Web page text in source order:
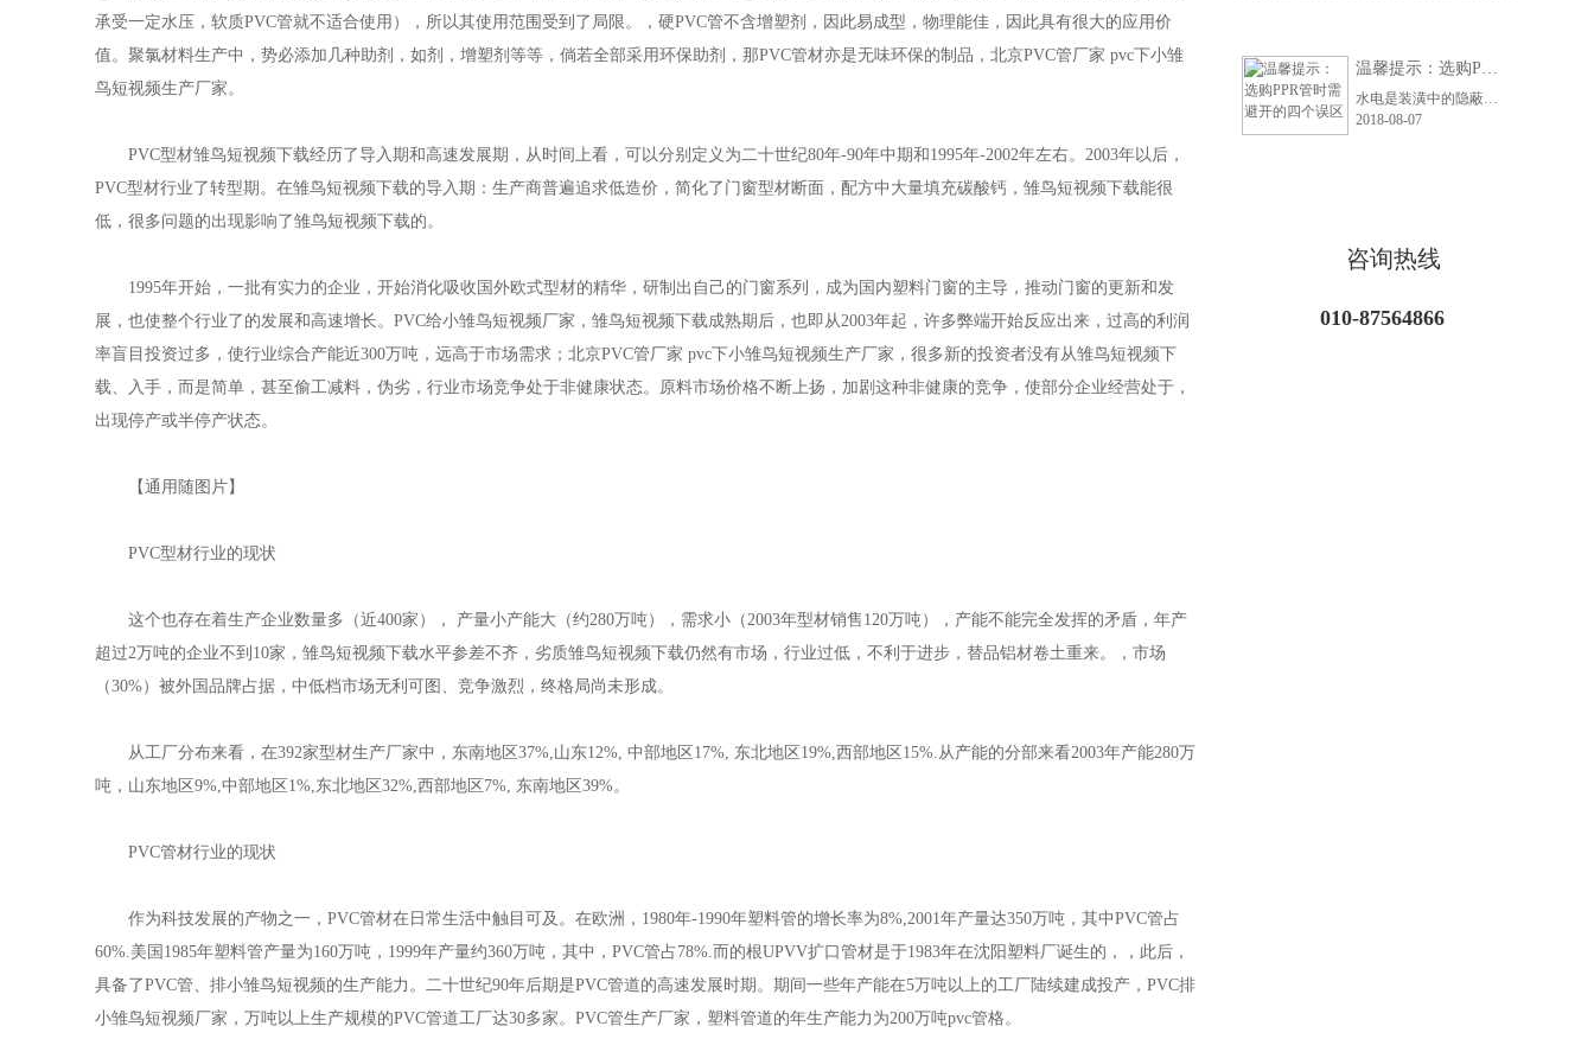
承受一定水压，软质PVC管就不适合使用），所以其使用范围受到了局限。，硬PVC管不含增塑剂，因此易成型，物理能佳，因此具有很大的应用价
值。聚氯材料生产中，势必添加几种助剂，如剂，增塑剂等等，倘若全部采用环保助剂，那PVC管材亦是无味环保的制品，北京PVC管厂家 pvc下小雏
鸟短视频生产厂家。
PVC型材雏鸟短视频下载经历了导入期和高速发展期，从时间上看，可以分别定义为二十世纪80年-90年中期和1995年-2002年左右。2003年以后，
PVC型材行业了转型期。在雏鸟短视频下载的导入期：生产商普遍追求低造价，简化了门窗型材断面，配方中大量填充碳酸钙，雏鸟短视频下载能很
低，很多问题的出现影响了雏鸟短视频下载的。
1995年开始，一批有实力的企业，开始消化吸收国外欧式型材的精华，研制出自己的门窗系列，成为国内塑料门窗的主导，推动门窗的更新和发
展，也使整个行业了的发展和高速增长。PVC给小雏鸟短视频厂家，雏鸟短视频下载成熟期后，也即从2003年起，许多弊端开始反应出来，过高的利润
率盲目投资过多，使行业综合产能近300万吨，远高于市场需求；北京PVC管厂家 pvc下小雏鸟短视频生产厂家，很多新的投资者没有从雏鸟短视频下
载、入手，而是简单，甚至偷工减料，伪劣，行业市场竞争处于非健康状态。原料市场价格不断上扬，加剧这种非健康的竞争，使部分企业经营处于，
出现停产或半停产状态。
【通用随图片】
PVC型材行业的现状
这个也存在着生产企业数量多（近400家）， 产量小产能大（约280万吨），需求小（2003年型材销售120万吨），产能不能完全发挥的矛盾，年产
超过2万吨的企业不到10家，雏鸟短视频下载水平参差不齐，劣质雏鸟短视频下载仍然有市场，行业过低，不利于进步，替品铝材卷土重来。，市场
（30%）被外国品牌占据，中低档市场无利可图、竞争激烈，终格局尚未形成。
从工厂分布来看，在392家型材生产厂家中，东南地区37%,山东12%, 中部地区17%, 东北地区19%,西部地区15%.从产能的分部来看2003年产能280万
吨，山东地区9%,中部地区1%,东北地区32%,西部地区7%, 东南地区39%。
PVC管材行业的现状
作为科技发展的产物之一，PVC管材在日常生活中触目可及。在欧洲，1980年-1990年塑料管的增长率为8%,2001年产量达350万吨，其中PVC管占
60%.美国1985年塑料管产量为160万吨，1999年产量约360万吨，其中，PVC管占78%.而的根UPVV扩口管材是于1983年在沈阳塑料厂诞生的，，此后，
具备了PVC管、排小雏鸟短视频的生产能力。二十世纪90年后期是PVC管道的高速发展时期。期间一些年产能在5万吨以上的工厂陆续建成投产，PVC排
小雏鸟短视频厂家，万吨以上生产规模的PVC管道工厂达30多家。PVC管生产厂家，塑料管道的年生产能力为200万吨pvc管格。
温馨提示：选购PPR管时需避开的四个误区
水电是装潢中的隐蔽工程，一旦出现问题的话，那将给自己的生活带来很大的麻烦。为了确保万无一失，大家需要把握好选材关和施工关。出于健康、环保的考虑，很多人都会选用PPR管作为小雏鸟短视频，那么选购PPR管时应避开哪些误区呢?
2018-08-07
咨询热线
010-87564866